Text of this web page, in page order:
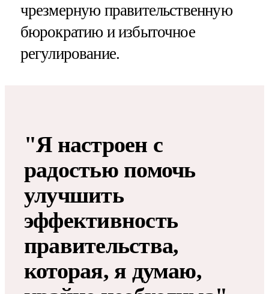
чрезмерную правительственную
бюрократию и избыточное
регулирование.
"Я настроен с
радостью помочь
улучшить
эффективность
правительства,
которая, я думаю,